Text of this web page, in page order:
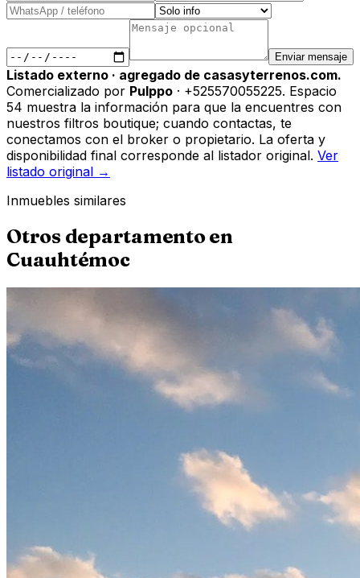
Enviar mensaje
Listado externo · agregado de casasyterrenos.com.
Comercializado por Pulppo · +525570055225. Espacio
54 muestra la información para que la encuentres con
nuestros filtros boutique; cuando contactas, te
conectamos con el broker o propietario. La oferta y
disponibilidad final corresponde al listador original. Ver
listado original →
Inmuebles similares
Otros departamentoen
Cuauhtémoc